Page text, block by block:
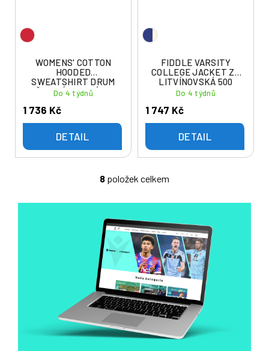
WOMENS' COTTON
HOODED
SWEATSHIRT DRUM
ZŠ LITVÍNOVSKÁ 500
Do 4 týdnů
1 736 Kč
DETAIL
FIDDLE VARSITY
COLLEGE JACKET ZŠ
LITVÍNOVSKÁ 500
Do 4 týdnů
1 747 Kč
DETAIL
O
á
d
a
c
í
p
r
v
k
y
8 položek celkem